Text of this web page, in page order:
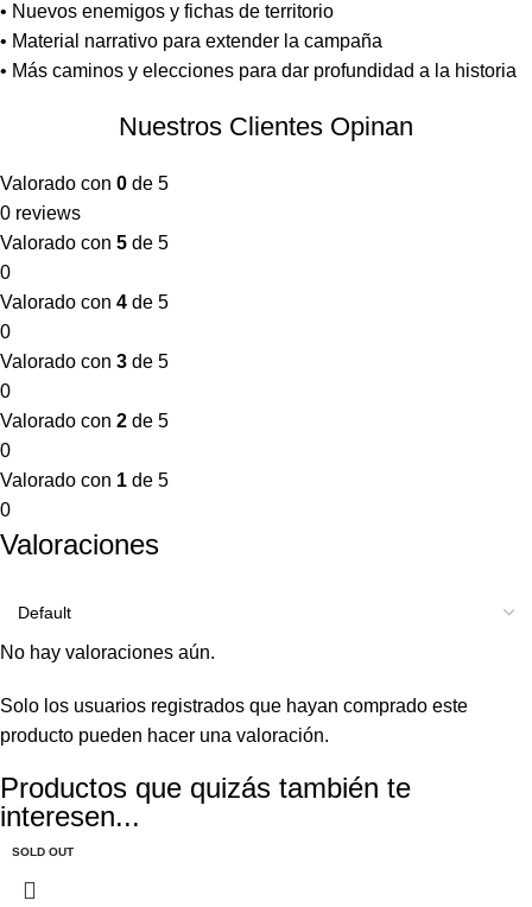
• Nuevos enemigos y fichas de territorio
• Material narrativo para extender la campaña
• Más caminos y elecciones para dar profundidad a la historia
Nuestros Clientes Opinan
Valorado con 0 de 5
0 reviews
Valorado con 5 de 5
0
Valorado con 4 de 5
0
Valorado con 3 de 5
0
Valorado con 2 de 5
0
Valorado con 1 de 5
0
Valoraciones
No hay valoraciones aún.
Solo los usuarios registrados que hayan comprado este
producto pueden hacer una valoración.
Productos que quizás también te
interesen...
SOLD OUT
-50%
SOLD OUT
SOLD OUT
SOLD OUT